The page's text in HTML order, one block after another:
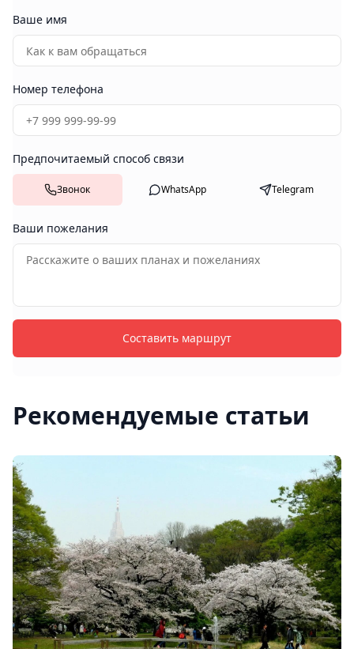
Ваше имя
Номер телефона
Предпочитаемый способ связи
Звонок WhatsApp Telegram
Ваши пожелания
Составить маршрут
Рекомендуемые статьи